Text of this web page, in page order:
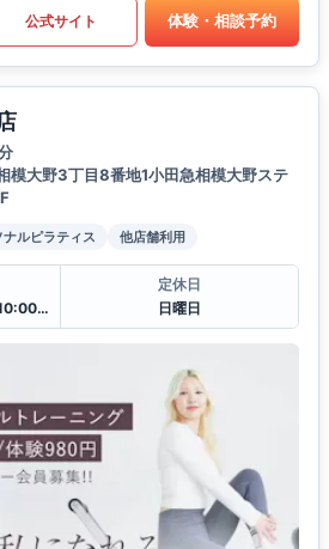
公式サイト 体験・相談予約
模大野3丁目8番地1小田急相模大野ステ
ナルピラティス 他店舗利用
平日 10:00〜21:00/土祝10:00〜19:30
定休日
日曜日